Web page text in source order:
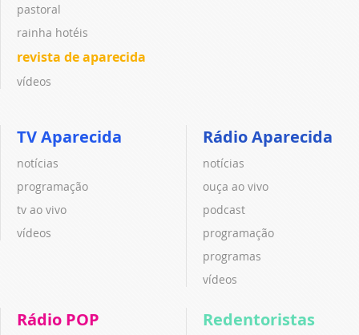
pastoral
rainha hotéis
revista de aparecida
vídeos
TV Aparecida
notícias
programação
tv ao vivo
vídeos
Rádio Aparecida
notícias
ouça ao vivo
podcast
programação
programas
vídeos
Rádio POP Redentoristas